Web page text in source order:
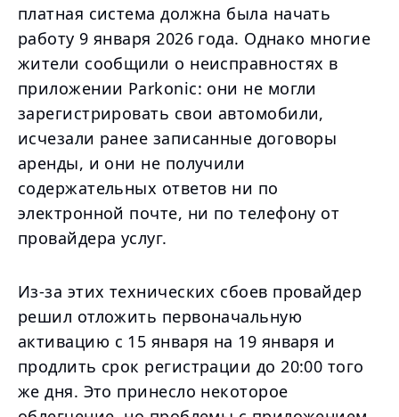
платная система должна была начать
работу 9 января 2026 года. Однако многие
жители сообщили о неисправностях в
приложении Parkonic: они не могли
зарегистрировать свои автомобили,
исчезали ранее записанные договоры
аренды, и они не получили
содержательных ответов ни по
электронной почте, ни по телефону от
провайдера услуг.
Из-за этих технических сбоев провайдер
решил отложить первоначальную
активацию с 15 января на 19 января и
продлить срок регистрации до 20:00 того
же дня. Это принесло некоторое